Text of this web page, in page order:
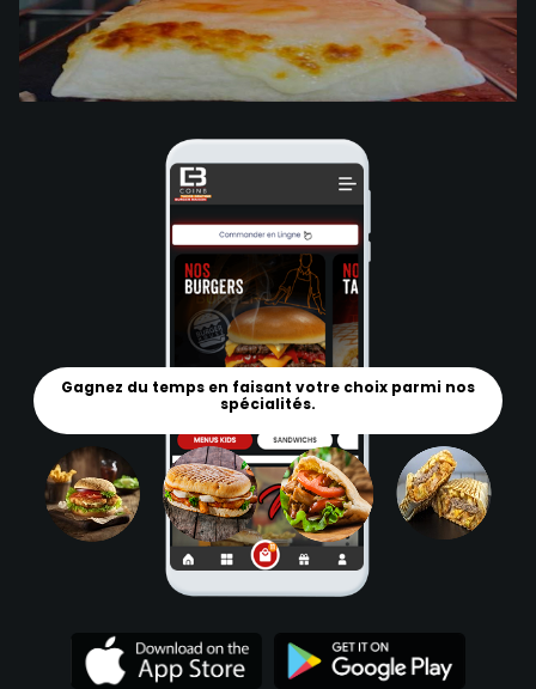
Gagnez du temps en faisant votre choix parmi nos
spécialités.